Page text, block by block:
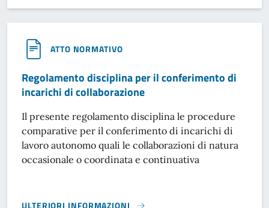
ATTO NORMATIVO
Regolamento disciplina per il conferimento di
incarichi di collaborazione
Il presente regolamento disciplina le procedure
comparative per il conferimento di incarichi di
lavoro autonomo quali le collaborazioni di natura
occasionale o coordinata e continuativa